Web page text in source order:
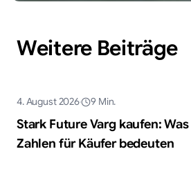
Weitere Beiträge
Ratgeber
4. August 2026 9 Min.
Stark Future Varg kaufen:
Zahlen für Käufer bedeuten